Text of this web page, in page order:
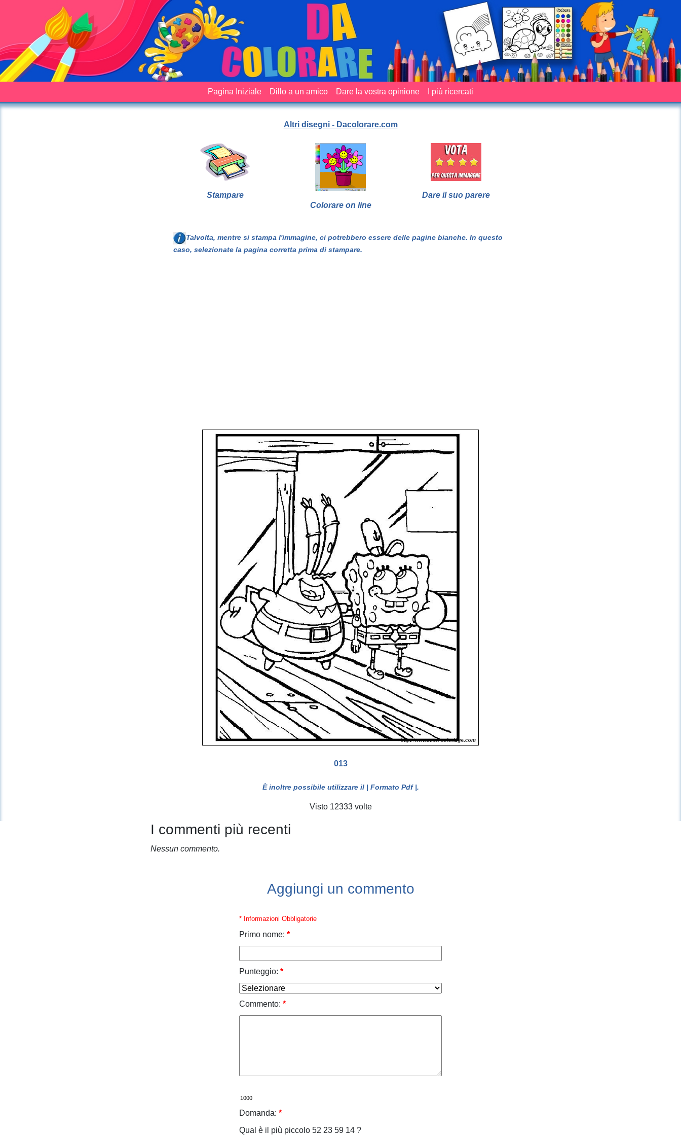
Pagina Iniziale Dillo a un amico Dare la vostra opinione I più ricercati
Altri disegni - Dacolorare.com
Stampare
Colorare on line
Dare il suo parere
Talvolta, mentre si stampa l'immagine, ci potrebbero essere delle pagine bianche. In questo
caso, selezionate la pagina corretta prima di stampare.
013
È inoltre possibile utilizzare il | Formato Pdf |.
Visto 12333 volte
I commenti più recenti
Nessun commento.
Aggiungi un commento
* Informazioni Obbligatorie
Primo nome: *
Punteggio: *
Commento: *
Domanda: *
Qual è il più piccolo 52 23 59 14 ?